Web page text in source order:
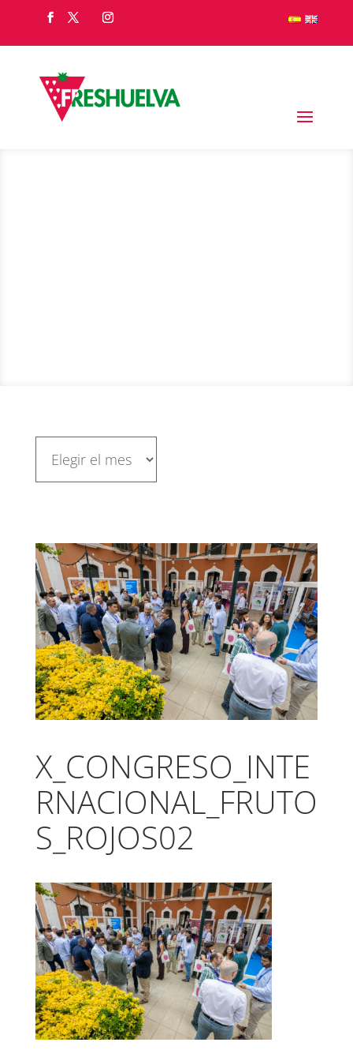
X_CONGRESO_INTE
RNACIONAL_FRUTO
S_ROJOS02